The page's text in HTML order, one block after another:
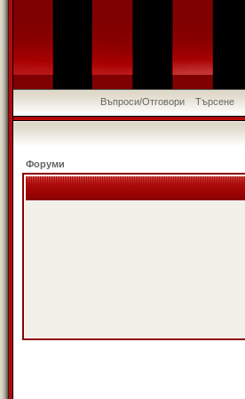
Въпроси/Отговори Търсене
Форуми